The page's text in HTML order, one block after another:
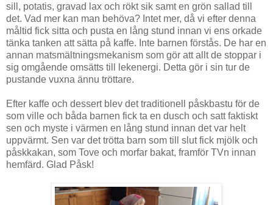
sill, potatis, gravad lax och rökt sik samt en grön sallad till
det. Vad mer kan man behöva? Intet mer, då vi efter denna
måltid fick sitta och pusta en lång stund innan vi ens orkade
tänka tanken att sätta på kaffe. Inte barnen förstås. De har en
annan matsmältningsmekanism som gör att allt de stoppar i
sig omgående omsätts till lekenergi. Detta gör i sin tur de
pustande vuxna ännu tröttare.
Efter kaffe och dessert blev det traditionell påskbastu för de
som ville och båda barnen fick ta en dusch och satt faktiskt
sen och myste i värmen en lång stund innan det var helt
uppvärmt. Sen var det trötta barn som till slut fick mjölk och
påskkakan, som Tove och morfar bakat, framför TVn innan
hemfärd. Glad Påsk!